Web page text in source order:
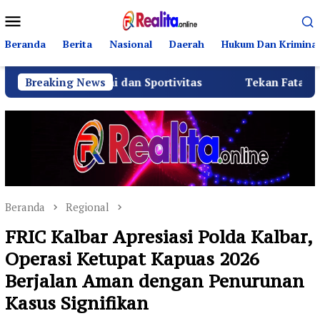
ke
kontenMobile
Beranda Berita Nasional Daerah Hukum Dan Kriminal
Breaking News
dan Sportivitas Tekan Fatalitas
Beranda Regional
FRIC Kalbar Apresiasi Polda Kalbar,
Operasi Ketupat Kapuas 2026
Berjalan Aman dengan Penurunan
Kasus Signifikan